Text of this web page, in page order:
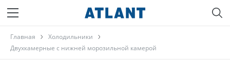
Главная
Холодильники
Двухкамерные с нижней морозильной камерой